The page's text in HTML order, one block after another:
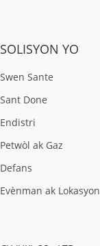
SOLISYON YO
Swen Sante
Sant Done
Endistri
Petwòl ak Gaz
Defans
Evènman ak Lokasyon